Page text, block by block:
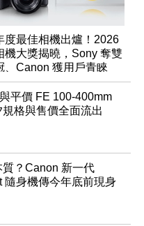
度最佳相機出爐！2026
機大獎揭曉，Sony 奪雙
、Canon 獲用戶青睞
平價 FE 100-400mm
格與售價全面流出
質？Canon 新一代
隨身機傳今年底前現身